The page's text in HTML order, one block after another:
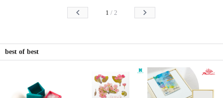
칼라색지/고급복사지
1 / 2
best of best